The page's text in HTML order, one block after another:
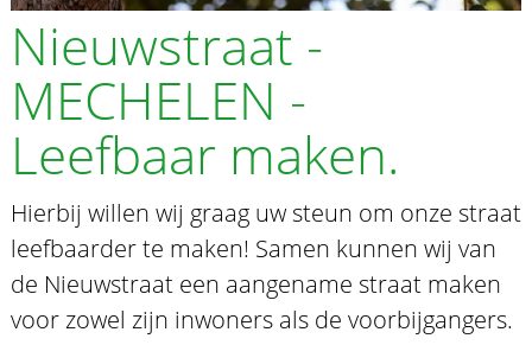
Nieuwstraat -
MECHELEN -
Leefbaar maken.
Hierbij willen wij graag uw steun om onze straat
leefbaarder te maken! Samen kunnen wij van
de Nieuwstraat een aangename straat maken
voor zowel zijn inwoners als de voorbijgangers.